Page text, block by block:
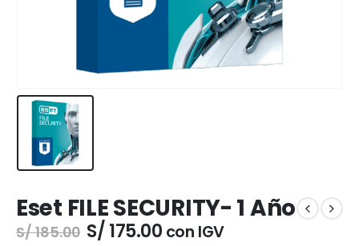
Eset FILE SECURITY- 1 Año
S/185.00 El
S/ 175.00El
con IGV